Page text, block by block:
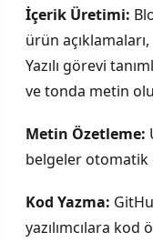
İçerik Üretimi:
ürün
Yazılı görevi
ve tonda metin
Metin Özetleme:
belgeler otomatik
Kod Yazma:
yazılımcılara kod